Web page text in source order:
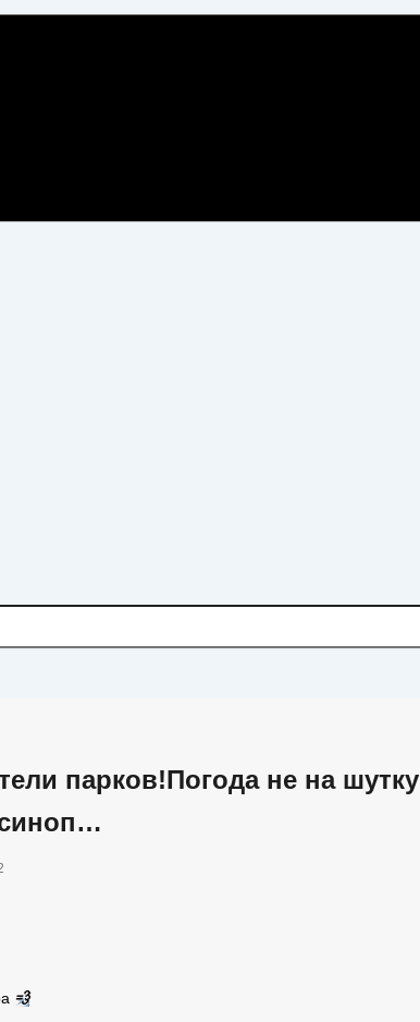
парков!Погода не на шутку
💨